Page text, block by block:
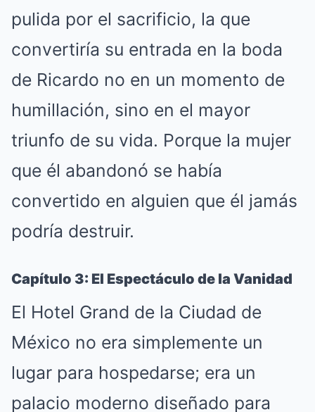
pulida por el sacrificio, la que
convertiría su entrada en la boda
de Ricardo no en un momento de
humillación, sino en el mayor
triunfo de su vida. Porque la mujer
que él abandonó se había
convertido en alguien que él jamás
podría destruir.
Capítulo 3: El Espectáculo de la Vanidad
El Hotel Grand de la Ciudad de
México no era simplemente un
lugar para hospedarse; era un
palacio moderno diseñado para